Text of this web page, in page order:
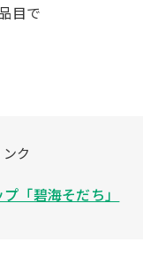
目で
ク
「碧海そだち」